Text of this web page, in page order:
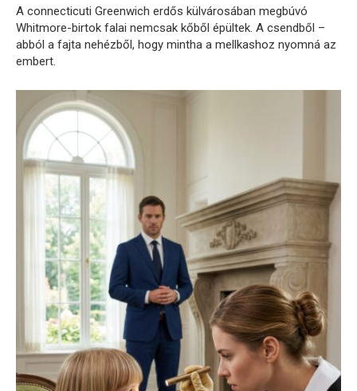
A connecticuti Greenwich erdős külvárosában megbúvó
Whitmore-birtok falai nemcsak kőből épültek. A csendből –
abból a fajta nehézből, hogy mintha a mellkashoz nyomná az
embert.